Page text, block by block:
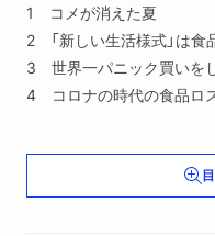
1 コメが消えた夏
2 「新しい生活様式」は食
3 世界一パニック買いを
4 コロナの時代の食品ロ
第2章 日本の食の「捨てる
1 大量売れ残りと廃棄を
2 牛乳5000トン廃棄の裏